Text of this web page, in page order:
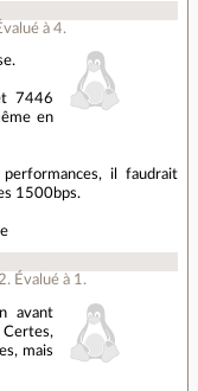
à4.
7446
en
il faudrait
1500bps.
. Évalué à 1 .
avant
mais